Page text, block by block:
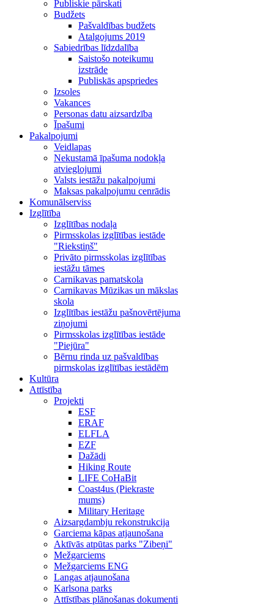
Publiskie pārskati
Budžets
Pašvaldības budžets
Atalgojums 2019
Sabiedrības līdzdalība
Saistošo noteikumu
izstrāde
Publiskās apspriedes
Izsoles
Vakances
Personas datu aizsardzība
Īpašumi
Pakalpojumi
Veidlapas
Nekustamā īpašuma nodokļa
atvieglojumi
Valsts iestāžu pakalpojumi
Maksas pakalpojumu cenrādis
Komunālserviss
Izglītība
Izglītības nodaļa
Pirmsskolas izglītības iestāde
"Riekstiņš"
Privāto pirmsskolas izglītības
iestāžu tāmes
Carnikavas pamatskola
Carnikavas Mūzikas un mākslas
skola
Izglītības iestāžu pašnovērtējuma
ziņojumi
Pirmsskolas izglītības iestāde
"Piejūra"
Bērnu rinda uz pašvaldības
pirmskolas izglītības iestādēm
Kultūra
Attīstība
Projekti
ESF
ERAF
ELFLA
EZF
Dažādi
Hiking Route
LIFE CoHaBit
Coast4us (Piekraste
mums)
Military Heritage
Aizsargdambju rekonstrukcija
Garciema kāpas atjaunošana
Aktīvās atpūtas parks "Zibeņi"
Mežgarciems
Mežgarciems ENG
Langas atjaunošana
Karlsona parks
Attīstības plānošanas dokumenti